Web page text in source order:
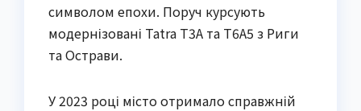
символом епохи. Поруч курсують
модернізовані Tatra T3А та T6A5 з Риги
та Острави.
У 2023 році місто отримало справжній